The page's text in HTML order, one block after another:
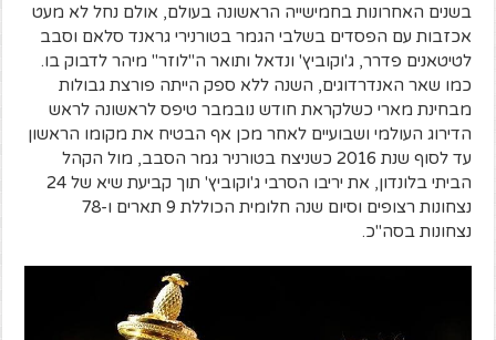
בשנים האחרונות בחמישייה הראשונה בעולם, אולם נחל לא מעט
אכזבות עם הפסדים בשלבי הגמר בטורנירי גראנד סלאם וסבב
לטיטאנים פדרר, ג'וקוביץ' ונדאל ותואר ה"לוזר" מיהר לדבוק בו.
כמו שאר האנדרדוגים, השנה ללא ספק הייתה פורצת גבולות
מבחינת מארי כשלקראת חודש נובמבר טיפס לראשונה לראש
הדירוג העולמי ושבועיים לאחר מכן אף הבטיח את מקומו הראשון
עד לסוף שנת 2016 כשניצח בטורניר גמר הסבב, מול הקהל
הביתי בלונדון, את יריבו הסרבי ג'וקוביץ' תוך קביעת שיא של 24
נצחונות רצופים וסיום שנה חלומית הכוללת 9 תארים ו-78
נצחונות בסה"כ.